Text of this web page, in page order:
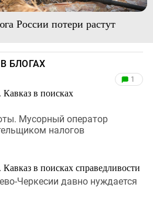
России потери растут
БЛОГАХ
в поисках
1
Мусорный оператор
налогов
в поисках справедливости
Черкесии давно нуждается